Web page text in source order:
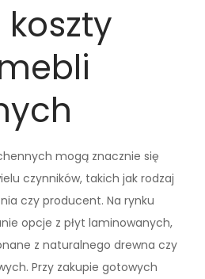
mogą znacznie się
czynników, takich jak rodzaj
czy producent. Na rynku
opcje z płyt laminowanych,
z naturalnego drewna czy
Przy zakupie gotowych